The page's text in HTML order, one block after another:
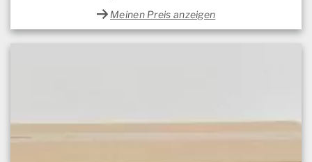
Meinen Preis anzeigen